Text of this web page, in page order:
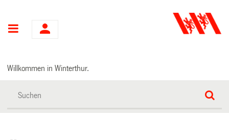
Hauptnavigation
Willkommen in Winterthur.